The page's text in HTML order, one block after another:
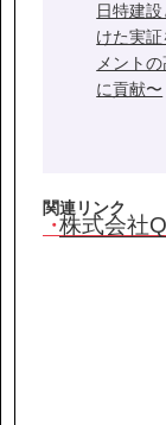
日特建
けた実
メント
に貢献〜
関連リンク
株式会社